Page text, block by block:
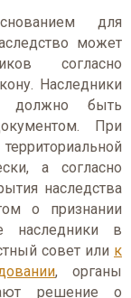
для
может
согласно
Наследники
должно быть
При
а согласно
наследства
о признании
наследники в
совет или к
, органы
решение о